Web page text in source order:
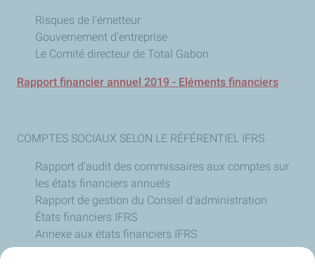
Risques de l'émetteur
Gouvernement d'entreprise
Le Comité directeur de Total Gabon
Rapport financier annuel 2019 - Eléments financiers
COMPTES SOCIAUX SELON LE RÉFÉRENTIEL IFRS
Rapport d’audit des commissaires aux comptes sur
les états financiers annuels
Rapport de gestion du Conseil d'administration
États financiers IFRS
Annexe aux états financiers IFRS